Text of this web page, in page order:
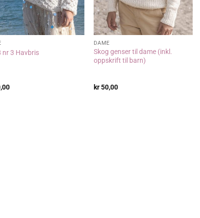
nr 3 Havbris
DAME
Skog genser til dame (inkl.
oppskrift til barn)
kr50,00